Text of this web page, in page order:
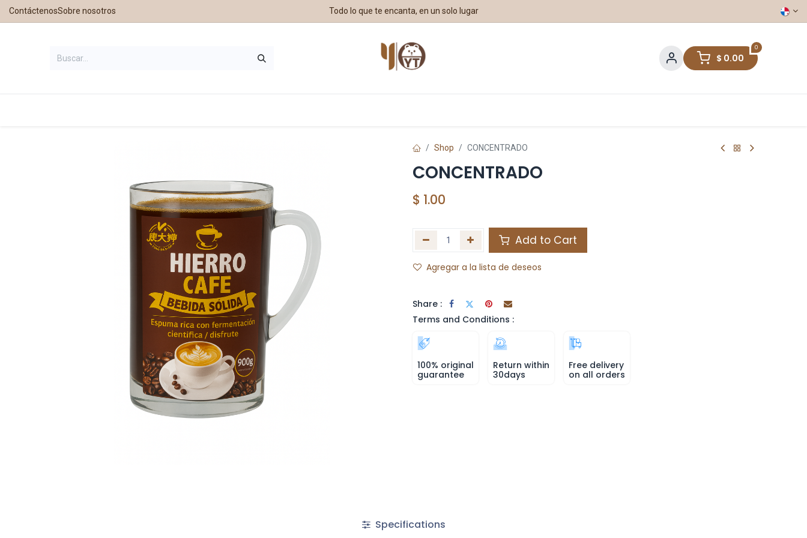
ContáctenosSobre nosotros Todo lo que te encanta, en un solo lugar
0
$ 0.00
Shop CONCENTRADO
CONCENTRADO
$ 1.00
Add to Cart
Agregar a la lista de deseos
Share :
Terms and Conditions :
100% original
guarantee
Return within
30days
Free delivery
on all orders
Specifications